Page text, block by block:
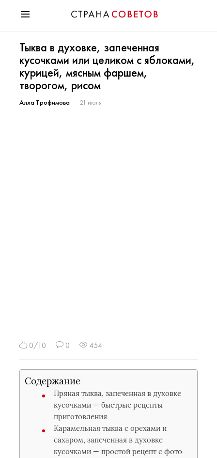
Мода
Звезды
Гороскопы
Здоровье
Психология
Тыква в духовке, запеченная
кусочками или целиком с яблоками,
курицей, мясным фаршем,
творогом, рисом
Алла Трофимова 21 июля
0/10 0 454
Содержание
Пряная тыква, запеченная в духовке
кусочками — быстрые рецепты
приготовления
Карамельная тыква с орехами и
сахаром, запеченная в духовке
кусочками — простой рецепт с фото